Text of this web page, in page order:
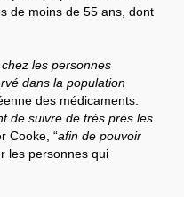
de moins de 55 ans, dont
les personnes
dans la population
des médicaments.
de suivre de très près les
Cooke, “afin de pouvoir
les personnes qui